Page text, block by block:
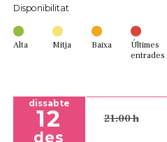
Disponibilitat
Alta Mitja Baixa
Últimes
entrades
dissabte
12
des
21:00 h